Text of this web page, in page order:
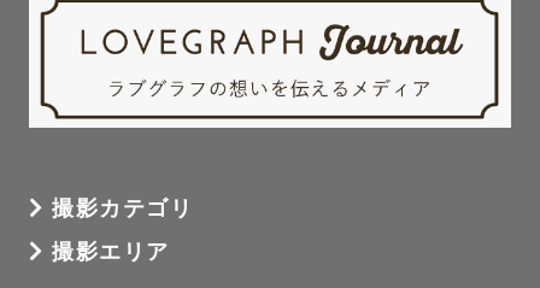
撮影カテゴリ
撮影エリア